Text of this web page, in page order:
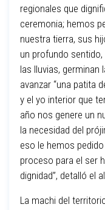
regionales que
ceremonia; hemos
nuestra tierra, sus
un profundo
las lluvias, germinan
avanzar “una patita
y el yo interior que
año nos genere un
la necesidad del
eso le hemos
proceso para el ser
dignidad”, detalló el
La machi del